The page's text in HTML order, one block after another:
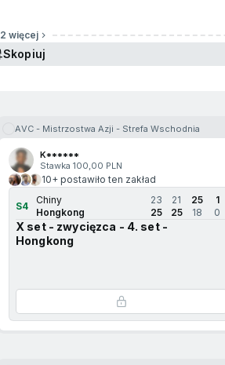
2 więcej
Skopiuj
AVC - Mistrzostwa Azji - Strefa Wschodnia
K******
Stawka 100,00 PLN
10+ postawiło ten zakład
S4
Chiny
Hongkong
23
25
21
25
25
18
1
0
X set - zwycięzca - 4. set -
Hongkong